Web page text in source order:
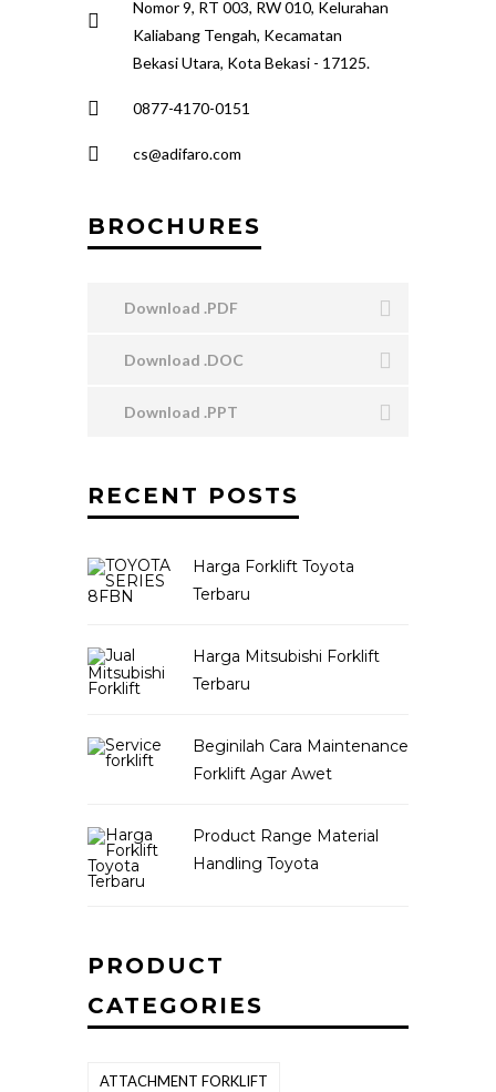
Nomor 9, RT 003, RW 010, Kelurahan
Kaliabang Tengah, Kecamatan
Bekasi Utara, Kota Bekasi - 17125.
0877-4170-0151
cs@adifaro.com
BROCHURES
Download .PDF
Download .DOC
Download .PPT
RECENT POSTS
Harga Forklift Toyota
Terbaru
Harga Mitsubishi Forklift
Terbaru
Beginilah Cara Maintenance
Forklift Agar Awet
Product Range Material
Handling Toyota
PRODUCT
CATEGORIES
ATTACHMENT FORKLIFT